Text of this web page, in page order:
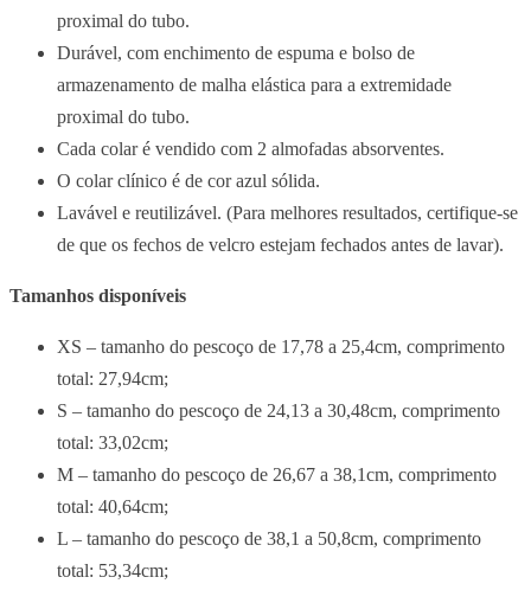
proximal do tubo.
Durável, com enchimento de espuma e bolso de
armazenamento de malha elástica para a extremidade
proximal do tubo.
Cada colar é vendido com 2 almofadas absorventes.
O colar clínico é de cor azul sólida.
Lavável e reutilizável. (Para melhores resultados, certifique-se
de que os fechos de velcro estejam fechados antes de lavar).
Tamanhos disponíveis
XS – tamanho do pescoço de 17,78 a 25,4cm, comprimento
total: 27,94cm;
S – tamanho do pescoço de 24,13 a 30,48cm, comprimento
total: 33,02cm;
M – tamanho do pescoço de 26,67 a 38,1cm, comprimento
total: 40,64cm;
L – tamanho do pescoço de 38,1 a 50,8cm, comprimento
total: 53,34cm;